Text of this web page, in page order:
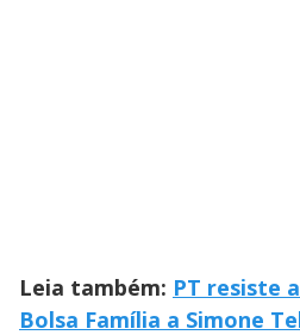
Leia também: PT resiste
Bolsa Família a Simone